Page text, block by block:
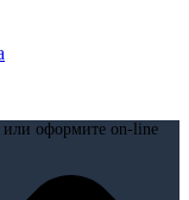
или оформите on-line